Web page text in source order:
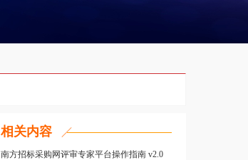
相关内容
南方招标采购网评审专家平台操作指南 v2.0